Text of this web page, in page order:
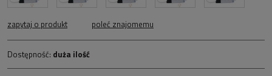
zapytaj o produkt poleć znajomemu
Dostępność: duża ilość